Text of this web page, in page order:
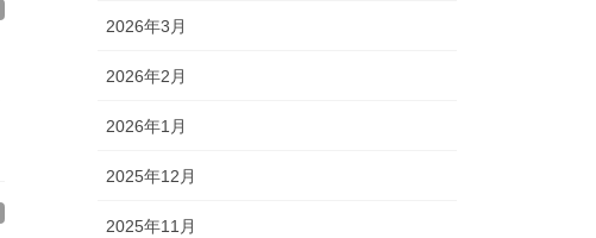
2026年3月
2026年2月
2026年1月
2025年12月
2025年11月